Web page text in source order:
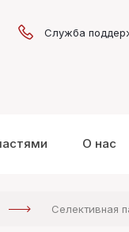
Служба
О нас
Селективная